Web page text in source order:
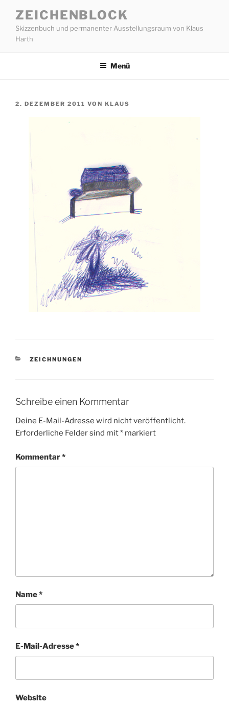
Inhalt
springen
ZEICHENBLOCK
Skizzenbuch und permanenter Ausstellungsraum von Klaus
Harth
Menü
VERÖFFENTLICHT
2. DEZEMBER 2011 VON KLAUS
KATEGORIEN
ZEICHNUNGEN
Schreibe einen Kommentar
Deine E-Mail-Adresse wird nicht veröffentlicht.
Erforderliche Felder sind mit* markiert
Kommentar*
Name*
E-Mail-Adresse*
Website